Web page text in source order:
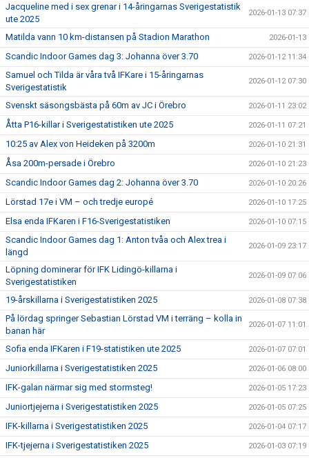
Jacqueline med i sex grenar i 14-åringarnas Sverigestatistik
ute 2025
2026-01-13 07:37
Matilda vann 10 km-distansen på Stadion Marathon 2026-01-13
Scandic Indoor Games dag 3: Johanna över 3.70 2026-01-12 11:34
Samuel och Tilda är våra två IFKare i 15-åringarnas
Sverigestatistik
2026-01-12 07:30
Svenskt säsongsbästa på 60m av JC i Örebro 2026-01-11 23:02
Åtta P16-killar i Sverigestatistiken ute 2025 2026-01-11 07:21
10:25 av Alex von Heideken på 3200m 2026-01-10 21:31
Åsa 200m-persade i Örebro 2026-01-10 21:23
Scandic Indoor Games dag 2: Johanna över 3.70 2026-01-10 20:26
Lörstad 17e i VM – och tredje europé 2026-01-10 17:25
Elsa enda IFKaren i F16-Sverigestatistiken 2026-01-10 07:15
Scandic Indoor Games dag 1: Anton tvåa och Alex trea i
längd
2026-01-09 23:17
Löpning dominerar för IFK Lidingö-killarna i
Sverigestatistiken
2026-01-09 07:06
19-årskillarna i Sverigestatistiken 2025 2026-01-08 07:38
På lördag springer Sebastian Lörstad VM i terräng – kolla in
banan här
2026-01-07 11:01
Sofia enda IFKaren i F19-statistiken ute 2025 2026-01-07 07:01
Juniorkillarna i Sverigestatistiken 2025 2026-01-06 08:00
IFK-galan närmar sig med stormsteg! 2026-01-05 17:23
Juniortjejerna i Sverigestatistiken 2025 2026-01-05 07:25
IFK-killarna i Sverigestatistiken 2025 2026-01-04 07:17
IFK-tjejerna i Sverigestatistiken 2025 2026-01-03 07:19